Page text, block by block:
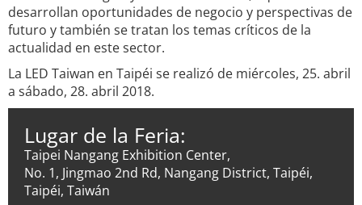
desarrollan oportunidades de negocio y perspectivas de
futuro y también se tratan los temas críticos de la
actualidad en este sector.
La LED Taiwan en Taipéi se realizó de miércoles, 25. abril
a sábado, 28. abril 2018.
Lugar de la Feria:
Taipei Nangang Exhibition Center,
No. 1, Jingmao 2nd Rd, Nangang District, Taipéi,
Taipéi, Taiwán